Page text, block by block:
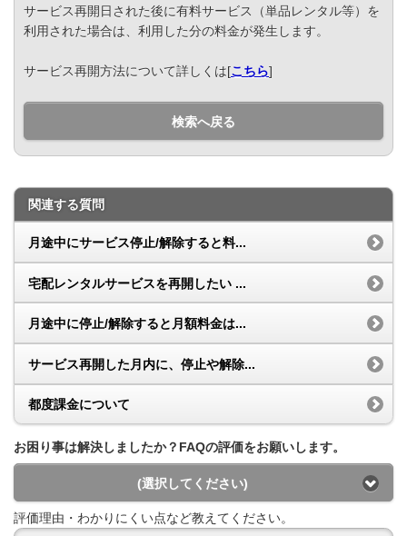
サービス再開日された後に有料サービス（単品レンタル等）を
利用された場合は、利用した分の料金が発生します。
サービス再開方法について詳しくは[こちら]
検索へ戻る
関連する質問
月途中にサービス停止/解除すると料...
宅配レンタルサービスを再開したい ...
月途中に停止/解除すると月額料金は...
サービス再開した月内に、停止や解除...
都度課金について
お困り事は解決しましたか？FAQの評価をお願いします。
(選択してください)
評価理由・わかりにくい点など教えてください。